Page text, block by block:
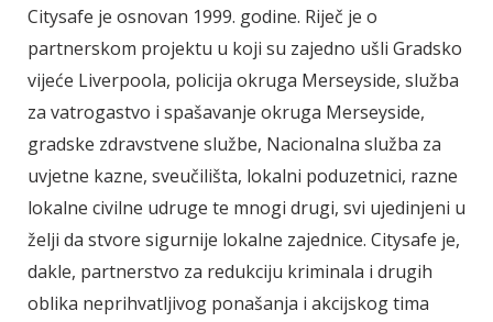
Citysafe je osnovan 1999. godine. Riječ je o
partnerskom projektu u koji su zajedno ušli Gradsko
vijeće Liverpoola, policija okruga Merseyside, služba
za vatrogastvo i spašavanje okruga Merseyside,
gradske zdravstvene službe, Nacionalna služba za
uvjetne kazne, sveučilišta, lokalni poduzetnici, razne
lokalne civilne udruge te mnogi drugi, svi ujedinjeni u
želji da stvore sigurnije lokalne zajednice. Citysafe je,
dakle, partnerstvo za redukciju kriminala i drugih
oblika neprihvatljivog ponašanja i akcijskog tima